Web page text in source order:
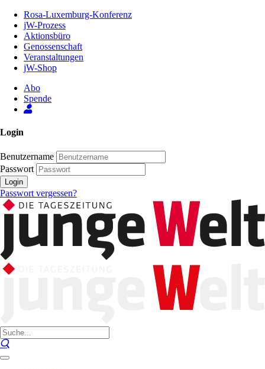
Inhalt
Seite
Rosa-Luxemburg-Konferenz
jW-Prozess
Aktionsbüro
Genossenschaft
Veranstaltungen
jW-Shop
Abo
Spende
Login
Benutzername
Passwort
Login
Passwort vergessen?